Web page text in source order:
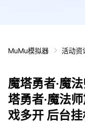
MuMu模拟器 活动资
魔塔勇者·魔
塔勇者·魔法
戏多开 后台